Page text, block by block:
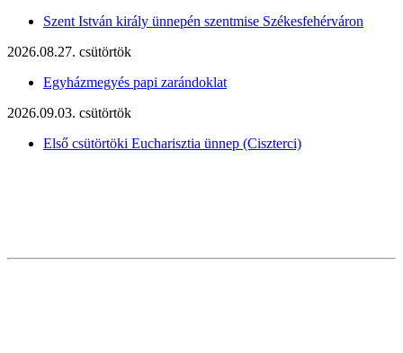
Szent István király ünnepén szentmise Székesfehérváron
2026.08.27. csütörtök
Egyházmegyés papi zarándoklat
2026.09.03. csütörtök
Első csütörtöki Eucharisztia ünnep (Ciszterci)